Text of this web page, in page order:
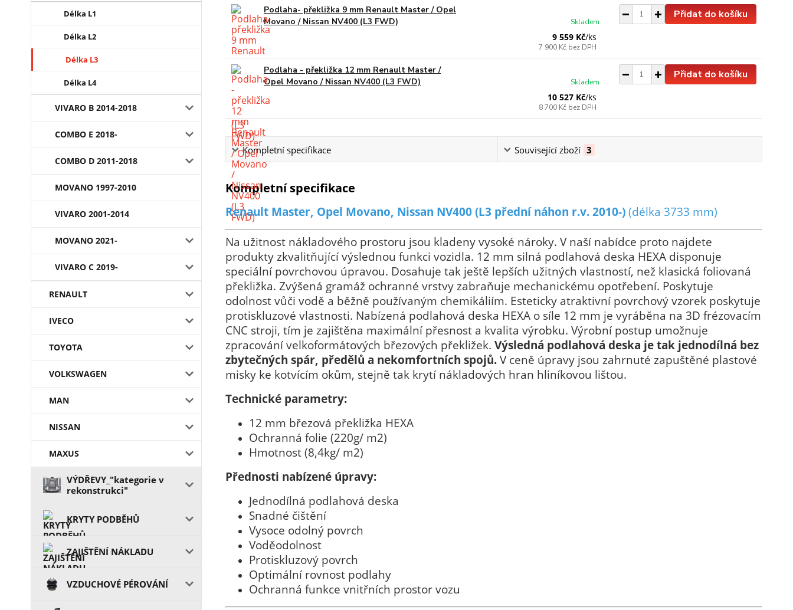
Délka L1
Délka L2
Délka L3
Délka L4
VIVARO B 2014-2018
COMBO E 2018-
COMBO D 2011-2018
MOVANO 1997-2010
VIVARO 2001-2014
MOVANO 2021-
VIVARO C 2019-
RENAULT
IVECO
TOYOTA
VOLKSWAGEN
MAN
NISSAN
MAXUS
VÝDŘEVY_"kategorie v
rekonstrukci"
KRYTY PODBĚHŮ
ZAJIŠTĚNÍ NÁKLADU
VZDUCHOVÉ PÉROVÁNÍ
Podlaha- překližka 9 mm Renault Master / Opel
Movano / Nissan NV400 (L3 FWD)
9 559 Kč/ks
7 900 Kč bez DPH
Skladem
Přidat do košíku
Podlaha - překližka 12 mm Renault Master /
Opel Movano / Nissan NV400 (L3 FWD)
10 527 Kč/ks
8 700 Kč bez DPH
Skladem
Přidat do košíku
Kompletní specifikace Související zboží 3
Kompletní specifikace
Renault Master, Opel Movano, Nissan NV400 (L3 přední náhon r.v. 2010-)(délka 3733 mm)
Na užitnost nákladového prostoru jsou kladeny vysoké nároky. V naší nabídce proto najdete
produkty zkvalitňující výslednou funkci vozidla. 12 mm silná podlahová deska HEXA disponuje
speciální povrchovou úpravou. Dosahuje tak ještě lepších užitných vlastností, než klasická foliovaná
překližka. Zvýšená gramáž ochranné vrstvy zabraňuje mechanickému opotřebení. Poskytuje
odolnost vůči vodě a běžně používaným chemikáliím. Esteticky atraktivní povrchový vzorek poskytuje
protiskluzové vlastnosti. Nabízená podlahová deska HEXA o síle 12 mm je vyráběna na 3D frézovacím
CNC stroji, tím je zajištěna maximální přesnost a kvalita výrobku. Výrobní postup umožnuje
zpracování velkoformátových březových překližek. Výsledná podlahová deska je tak jednodílná bez
zbytečných spár, předělů a nekomfortních spojů. V ceně úpravy jsou zahrnuté zapuštěné plastové
misky ke kotvícím okům, stejně tak krytí nákladových hran hliníkovou lištou.
Technické parametry:
12 mm březová překližka HEXA
Ochranná folie (220g/ m2)
Hmotnost (8,4kg/ m2)
Přednosti nabízené úpravy:
Jednodílná podlahová deska
Snadné čištění
Vysoce odolný povrch
Voděodolnost
Protiskluzový povrch
Optimální rovnost podlahy
Ochranná funkce vnitřních prostor vozu